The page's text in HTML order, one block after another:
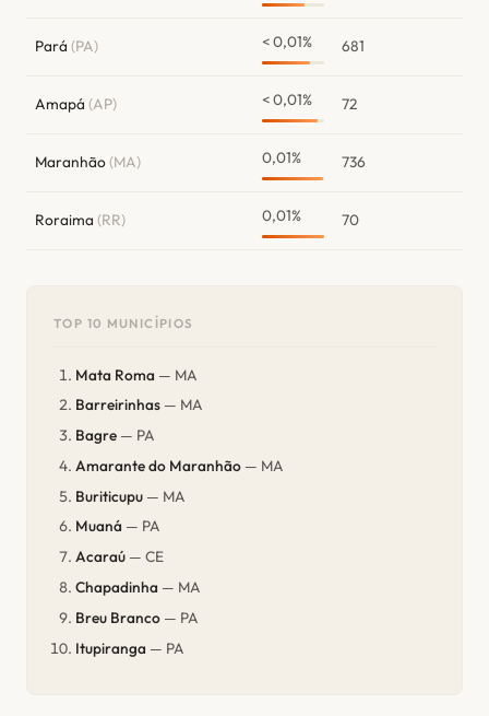
Pará (PA) < 0,01% 681
Amapá (AP) < 0,01% 72
Maranhão(MA) 0,01% 736
Roraima (RR) 0,01% 70
TOP 10 MUNICÍPIOS
Mata Roma — MA
Barreirinhas — MA
Bagre — PA
Amarante do Maranhão — MA
Buriticupu — MA
Muaná — PA
Acaraú — CE
Chapadinha — MA
Breu Branco — PA
Itupiranga — PA